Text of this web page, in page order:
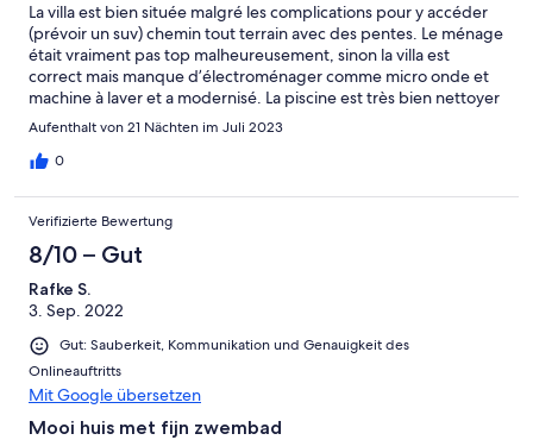
La villa est bien située malgré les complications pour y accéder
(prévoir un suv) chemin tout terrain avec des pentes. Le ménage
était vraiment pas top malheureusement, sinon la villa est
correct mais manque d’électroménager comme micro onde et
machine à laver et a modernisé. La piscine est très bien nettoyer
1 fois par semaine bien sécurisé pour les enfants c’est très bien.
très gentil malgré que l’on ne se soit pas rencontré… tranquillité
Aufenthalt von 21 Nächten im Juli 2023
0
Verifizierte Bewertung
8/10 – Gut
Rafke S.
3. Sep. 2022
Gut: Sauberkeit, Kommunikation und Genauigkeit des
Onlineauftritts
Mit Google übersetzen
Mooi huis met fijn zwembad